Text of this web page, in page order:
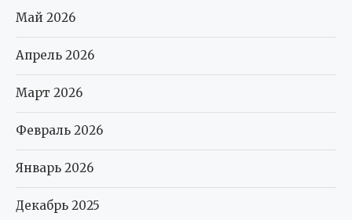
Май 2026
Апрель 2026
Март 2026
Февраль 2026
Январь 2026
Декабрь 2025